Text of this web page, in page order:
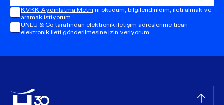
ÜNLÜ & Co tarafından elektronik iletişim adreslerime ticari
elektronik ileti gönderilmesine izin veriyorum.
KVKK Aydınlatma Metni'ni okudum, bilgilendirildim, ileti almak ve
aramak istiyorum.